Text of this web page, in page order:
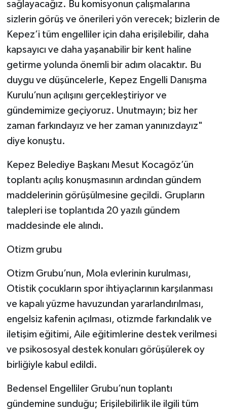
sağlayacağız. Bu komisyonun çalışmalarına
sizlerin görüş ve önerileri yön verecek; bizlerin de
Kepez’i tüm engelliler için daha erişilebilir, daha
kapsayıcı ve daha yaşanabilir bir kent haline
getirme yolunda önemli bir adım olacaktır. Bu
duygu ve düşüncelerle, Kepez Engelli Danışma
Kurulu’nun açılışını gerçekleştiriyor ve
gündemimize geçiyoruz. Unutmayın; biz her
zaman farkındayız ve her zaman yanınızdayız"
diye konuştu.
Kepez Belediye Başkanı Mesut Kocagöz’ün
toplantı açılış konuşmasının ardından gündem
maddelerinin görüşülmesine geçildi. Grupların
talepleri ise toplantıda 20 yazılı gündem
maddesinde ele alındı.
Otizm grubu
Otizm Grubu’nun, Mola evlerinin kurulması,
Otistik çocukların spor ihtiyaçlarının karşılanması
ve kapalı yüzme havuzundan yararlandırılması,
engelsiz kafenin açılması, otizmde farkındalık ve
iletişim eğitimi, Aile eğitimlerine destek verilmesi
ve psikososyal destek konuları görüşülerek oy
birliğiyle kabul edildi.
Bedensel Engelliler Grubu’nun toplantı
gündemine sunduğu; Erişilebilirlik ile ilgili tüm